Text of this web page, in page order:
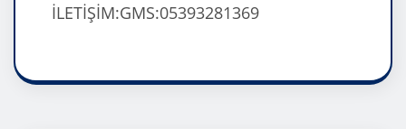
İLETİŞİM:GMS:05393281369